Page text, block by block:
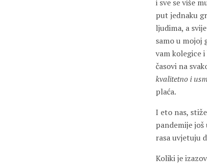
i sve se više
put jednaku
ljudima, a
samo u mojoj
vam kolegice
časovi na
kvalitetno i
plaća.
I eto nas,
pandemije
rasa uvjetuju
Koliki je